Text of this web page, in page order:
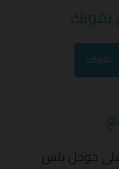
يفوتك
اشتراك
على جوجل بلس